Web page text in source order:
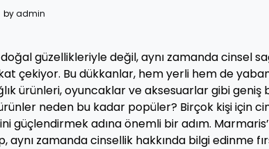
byadmin
güzellikleriyle değil, aynı zamanda cinsel
çekiyor. Bu dükkanlar, hem yerli hem de
ürünleri, oyuncaklar ve aksesuarlar gibi
neden bu kadar popüler? Birçok kişi için
güçlendirmek adına önemli bir adım.
aynı zamanda cinsellik hakkında bilgi edinme